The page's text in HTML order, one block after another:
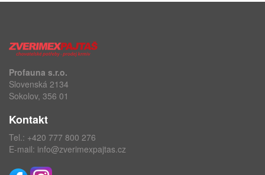
Profauna s.r.o.
Slovenská 2134
Sokolov, 356 01
Kontakt
Tel.: +420 777 800 276
E-mail: info@zverimexpajtas.cz